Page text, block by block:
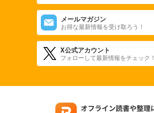
メールマガジン
お得な最新情報を受け取ろう！
X公式アカウント
フォローして最新情報をチェック！